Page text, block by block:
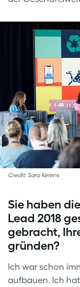
Credit: Sara Kerens
Sie haben
Lead 2018
gebracht,
gründen?
Ich war schon
aufbauen. Ich